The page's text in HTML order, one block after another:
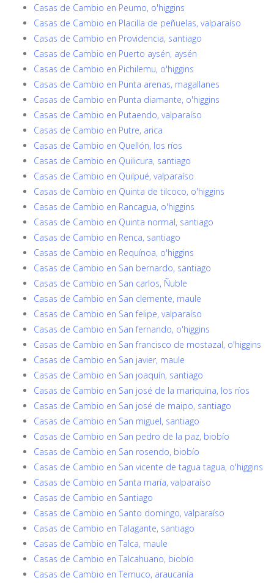
Casas de Cambio en Peumo, o'higgins
Casas de Cambio en Placilla de peñuelas, valparaíso
Casas de Cambio en Providencia, santiago
Casas de Cambio en Puerto aysén, aysén
Casas de Cambio en Pichilemu, o'higgins
Casas de Cambio en Punta arenas, magallanes
Casas de Cambio en Punta diamante, o'higgins
Casas de Cambio en Putaendo, valparaíso
Casas de Cambio en Putre, arica
Casas de Cambio en Quellón, los ríos
Casas de Cambio en Quilicura, santiago
Casas de Cambio en Quilpué, valparaíso
Casas de Cambio en Quinta de tilcoco, o'higgins
Casas de Cambio en Rancagua, o'higgins
Casas de Cambio en Quinta normal, santiago
Casas de Cambio en Renca, santiago
Casas de Cambio en Requínoa, o'higgins
Casas de Cambio en San bernardo, santiago
Casas de Cambio en San carlos, Ñuble
Casas de Cambio en San clemente, maule
Casas de Cambio en San felipe, valparaíso
Casas de Cambio en San fernando, o'higgins
Casas de Cambio en San francisco de mostazal, o'higgins
Casas de Cambio en San javier, maule
Casas de Cambio en San joaquín, santiago
Casas de Cambio en San josé de la mariquina, los ríos
Casas de Cambio en San josé de maipo, santiago
Casas de Cambio en San miguel, santiago
Casas de Cambio en San pedro de la paz, biobío
Casas de Cambio en San rosendo, biobío
Casas de Cambio en San vicente de tagua tagua, o'higgins
Casas de Cambio en Santa maría, valparaíso
Casas de Cambio en Santiago
Casas de Cambio en Santo domingo, valparaíso
Casas de Cambio en Talagante, santiago
Casas de Cambio en Talca, maule
Casas de Cambio en Talcahuano, biobío
Casas de Cambio en Temuco, araucanía